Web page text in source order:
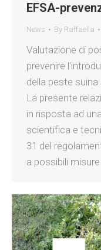
EFSA-
News By Raffaella
Valutazione di
prevenire
della peste
La presente
in risposta ad
scientifica e
31 del
a possibili